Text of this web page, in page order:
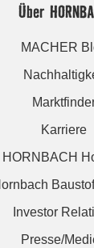
Über
MACHER
Karriere
HORNBACH
Investor
Presse/